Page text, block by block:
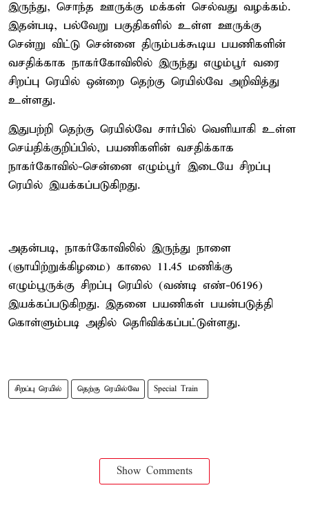
இருந்து, சொந்த ஊருக்கு மக்கள் செல்வது வழக்கம்.
இதன்படி, பல்வேறு பகுதிகளில் உள்ள ஊருக்கு
சென்று விட்டு சென்னை திரும்பக்கூடிய பயணிகளின்
வசதிக்காக நாகர்கோவிலில் இருந்து எழும்பூர் வரை
சிறப்பு ரெயில் ஒன்றை தெற்கு ரெயில்வே அறிவித்து
உள்ளது.
இதுபற்றி தெற்கு ரெயில்வே சார்பில் வெளியாகி உள்ள
செய்திக்குறிப்பில், பயணிகளின் வசதிக்காக
நாகர்கோவில்-சென்னை எழும்பூர் இடையே சிறப்பு
ரெயில் இயக்கப்படுகிறது.
அதன்படி, நாகர்கோவிலில் இருந்து நாளை
(ஞாயிற்றுக்கிழமை) காலை 11.45 மணிக்கு
எழும்பூருக்கு சிறப்பு ரெயில் (வண்டி எண்-06196)
இயக்கப்படுகிறது. இதனை பயணிகள் பயன்படுத்தி
கொள்ளும்படி அதில் தெரிவிக்கப்பட்டுள்ளது.
சிறப்பு ரெயில் தெற்கு ரெயில்வே Special Train ​
Show Comments